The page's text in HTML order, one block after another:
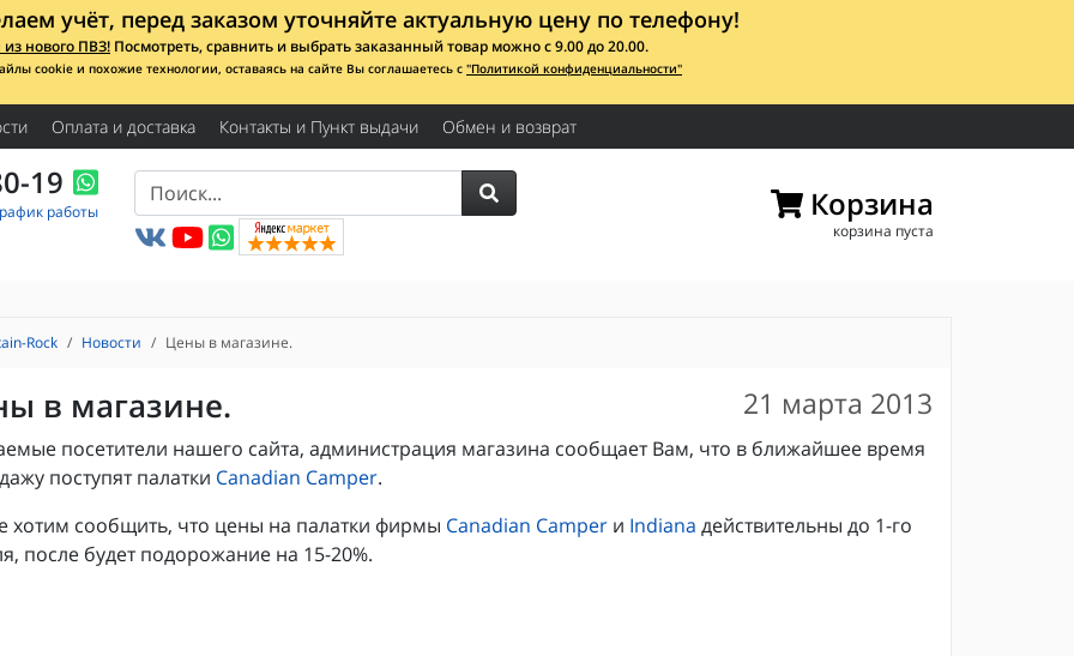
учёт, перед заказом уточняйте актуальную цену по телефону!
нового ПВЗ! Посмотреть, сравнить и выбрать заказанный товар можно с 9.00 до 20.00.
cookie и похожие технологии, оставаясь на сайте Вы соглашаетесь с "Политикой конфиденциальности"
Оплата и доставка Контакты и Пункт выдачи Обмен и возврат
19
работы Корзина
корзина пуста
Rock Новости Цены в магазине.
в магазине. 21 марта 2013
посетители нашего сайта, администрация магазина сообщает Вам, что в ближайшее время
поступят палатки Canadian Camper.
хотим сообщить, что цены на палатки фирмы Canadian Camperи Indiana действительны до 1-го
после будет подорожание на 15-20%.